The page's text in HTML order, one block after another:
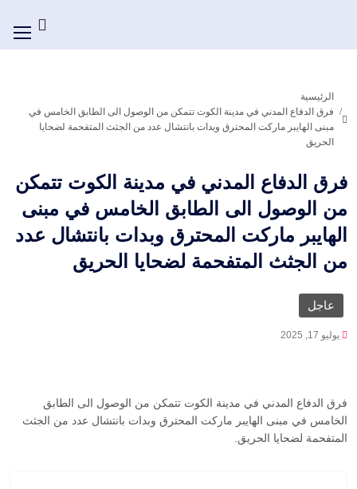
الرئيسية
فرق الدفاع المدني في مدينة الكوت تتمكن من الوصول الى الطابق الخامس في
مبنى الهايبر ماركت المحترق وبدات بانتشال عدد من الجثث المتفحمة لضحايا
الحريق
فرق الدفاع المدني في مدينة الكوت تتمكن
من الوصول الى الطابق الخامس في مبنى
الهايبر ماركت المحترق وبدات بانتشال عدد
من الجثث المتفحمة لضحايا الحريق
عاجل
يوليو 17, 2025
فرق الدفاع المدني في مدينة الكوت تتمكن من الوصول الى الطابق
الخامس في مبنى الهايبر ماركت المحترق وبدات بانتشال عدد من الجثث
المتفحمة لضحايا الحريق.